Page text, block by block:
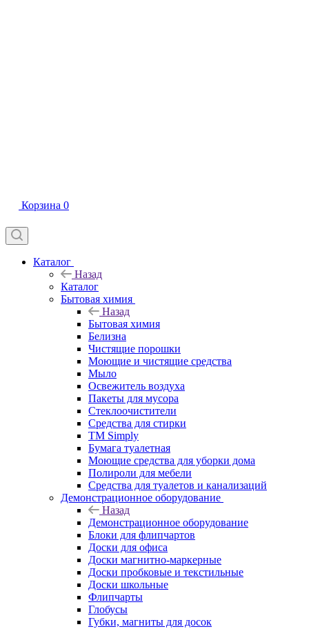
Корзина 0
Каталог
Назад
Каталог
Бытовая химия
Назад
Бытовая химия
Белизна
Чистящие порошки
Моющие и чистящие средства
Мыло
Освежитель воздуха
Пакеты для мусора
Стеклоочистители
Средства для стирки
TM Simply
Бумага туалетная
Моющие средства для уборки дома
Полироли для мебели
Средства для туалетов и канализаций
Демонстрационное оборудование
Назад
Демонстрационное оборудование
Блоки для флипчартов
Доски для офиса
Доски магнитно-маркерные
Доски пробковые и текстильные
Доски школьные
Флипчарты
Глобусы
Губки, магниты для досок